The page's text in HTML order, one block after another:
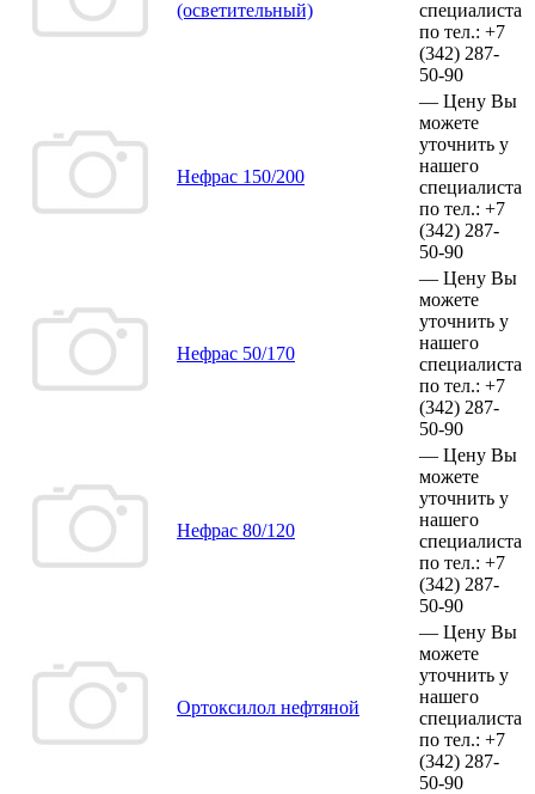
(осветительный)
специалиста
по тел.: +7
(342) 287-
50-90
Нефрас 150/200
— Цену Вы
можете
уточнить у
нашего
специалиста
по тел.: +7
(342) 287-
50-90
Нефрас 50/170
— Цену Вы
можете
уточнить у
нашего
специалиста
по тел.: +7
(342) 287-
50-90
Нефрас 80/120
— Цену Вы
можете
уточнить у
нашего
специалиста
по тел.: +7
(342) 287-
50-90
Ортоксилол нефтяной
— Цену Вы
можете
уточнить у
нашего
специалиста
по тел.: +7
(342) 287-
50-90